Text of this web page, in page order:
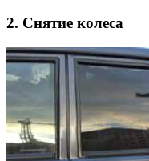
2. Снятие колеса